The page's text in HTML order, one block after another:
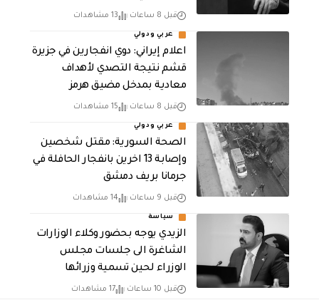
قبل 8 ساعات 13 مشاهدات
عربي ودولي
اعلام إيراني: دوي انفجارين في جزيرة
قشم نتيجة التصدي لأهداف
معادية بمدخل مضيق هرمز
قبل 8 ساعات 15 مشاهدات
عربي ودولي
الصحة السورية: مقتل شخصين
وإصابة 13 اخرين بانفجار الحافلة في
جرمانا بريف دمشق
قبل 9 ساعات 14 مشاهدات
سياسة
الزيدي يوجه بحضور وكلاء الوزارات
الشاغرة الى جلسات مجلس
الوزراء لحين تسمية وزرائها
قبل 10 ساعات 17 مشاهدات